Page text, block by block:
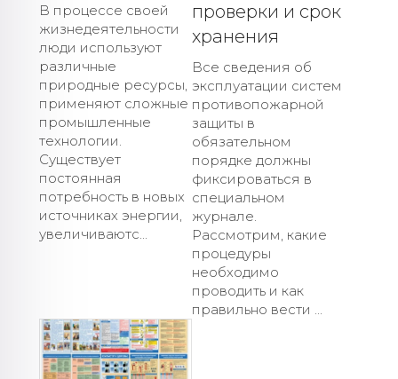
В процессе своей
жизнедеятельности
люди используют
различные
природные ресурсы,
применяют сложные
промышленные
технологии.
Существует
постоянная
потребность в новых
источниках энергии,
увеличиваютс...
проверки и срок
хранения
Все сведения об
эксплуатации систем
противопожарной
защиты в
обязательном
порядке должны
фиксироваться в
специальном
журнале.
Рассмотрим, какие
процедуры
необходимо
проводить и как
правильно вести ...